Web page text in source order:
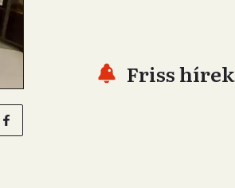
Friss hírek